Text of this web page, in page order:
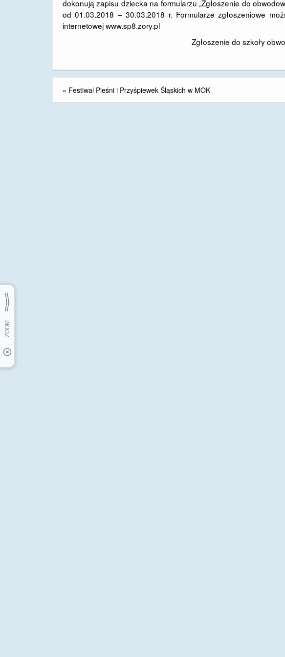
dokonują zapisu dziecka na formularzu „Zgłoszenie do
od 01.03.2018 – 30.03.2018 r. Formularze zgłoszeniowe
internetowejwww.sp8.zory.pl
Zgłoszenie do szkoły
« Festiwal Pieśni i Przyśpiewek Śląskich w MOK